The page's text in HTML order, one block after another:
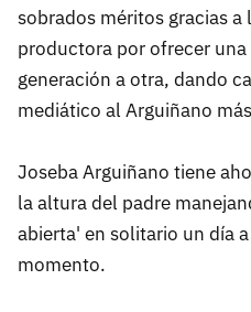
sobrados méritos gracias a
productora por ofrecer
generación a otra, dando
mediático al Arguiñano
Joseba Arguiñano tiene
la altura del padre
abierta' en solitario un día
momento.